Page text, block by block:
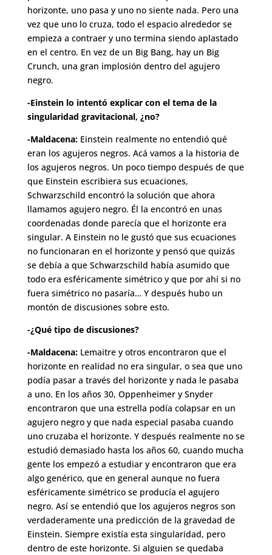
horizonte, uno pasa y uno no siente nada. Pero una
vez que uno lo cruza, todo el espacio alrededor se
empieza a contraer y uno termina siendo aplastado
en el centro. En vez de un Big Bang, hay un Big
Crunch, una gran implosión dentro del agujero
negro.
-Einstein lo intentó explicar con el tema de la
singularidad gravitacional, ¿no?
-Maldacena:Einstein realmente no entendió qué
eran los agujeros negros. Acá vamos a la historia de
los agujeros negros. Un poco tiempo después de que
que Einstein escribiera sus ecuaciones,
Schwarzschild encontró la solución que ahora
llamamos agujero negro. Él la encontró en unas
coordenadas donde parecía que el horizonte era
singular. A Einstein no le gustó que sus ecuaciones
no funcionaran en el horizonte y pensó que quizás
se debía a que Schwarzschild había asumido que
todo era esféricamente simétrico y que por ahí si no
fuera simétrico no pasaría… Y después hubo un
montón de discusiones sobre esto.
-¿Qué tipo de discusiones?
-Maldacena:Lemaitre y otros encontraron que el
horizonte en realidad no era singular, o sea que uno
podía pasar a través del horizonte y nada le pasaba
a uno. En los años 30, Oppenheimer y Snyder
encontraron que una estrella podía colapsar en un
agujero negro y que nada especial pasaba cuando
uno cruzaba el horizonte. Y después realmente no se
estudió demasiado hasta los años 60, cuando mucha
gente los empezó a estudiar y encontraron que era
algo genérico, que en general aunque no fuera
esféricamente simétrico se producía el agujero
negro. Así se entendió que los agujeros negros son
verdaderamente una predicción de la gravedad de
Einstein. Siempre existía esta singularidad, pero
dentro de este horizonte. Si alguien se quedaba